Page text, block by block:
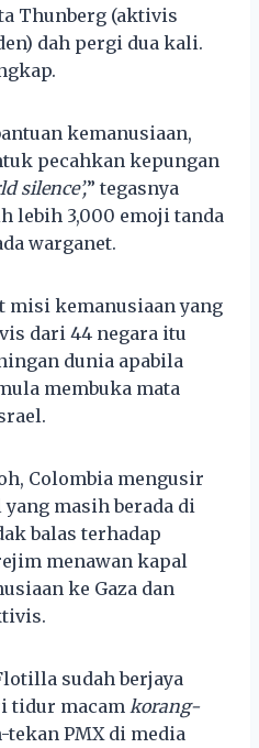
Thunberg (aktivis
dah pergi dua kali.
kemanusiaan,
pecahkan kepungan
silence’,” tegasnya
lebih 3,000 emoji tanda
warganet.
misi kemanusiaan yang
dari 44 negara itu
dunia apabila
membuka mata
Colombia mengusir
masih berada di
balas terhadap
menawan kapal
ke Gaza dan
sudah berjaya
tidur macam korang-
PMX di media